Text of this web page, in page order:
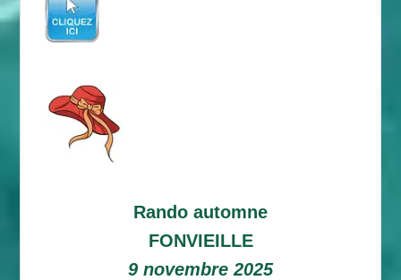
Rando automne
FONVIEILLE
9 novembre 2025